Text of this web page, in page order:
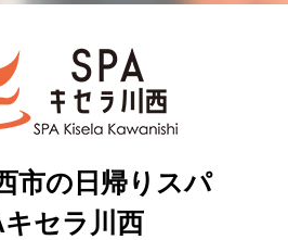
市の日帰りスパ
キセラ川西